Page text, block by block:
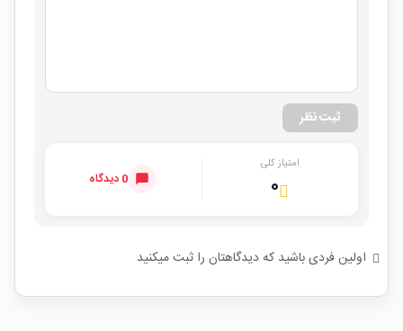
ثبت نظر
امتیاز کلی
۰ 0 دیدگاه
اولین فردی باشید که دیدگاهتان را ثبت میکنید